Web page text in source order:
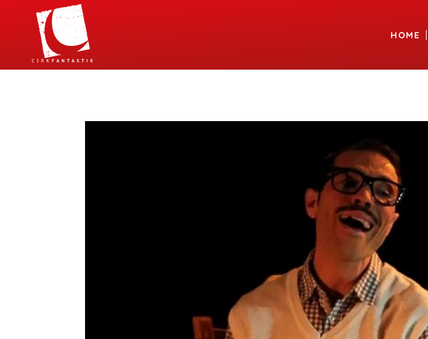
HOME